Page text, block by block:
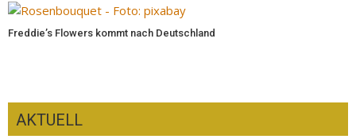
Freddie’s Flowers kommt nach Deutschland
AKTUELL